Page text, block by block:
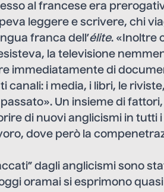
al francese era
leggere e scrivere, chi
franca dell’élite. «Inoltre
la televisione
immediatamente di
canali: i media, i libri, le
Un insieme di
di nuovi anglicismi in tutti i
dove però la
dagli anglicismi sono
oramai si esprimono